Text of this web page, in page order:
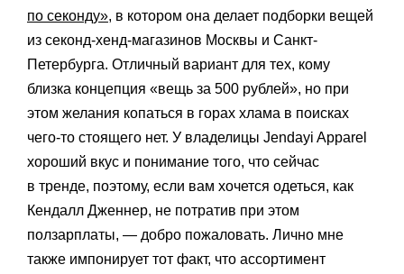
по секонду», в котором она делает подборки вещей
из секонд-хенд-магазинов Москвы и Санкт-
Петербурга. Отличный вариант для тех, кому
близка концепция «вещь за 500 рублей», но при
этом желания копаться в горах хлама в поисках
чего-то стоящего нет. У владелицы Jendayi Apparel
хороший вкус и понимание того, что сейчас
в тренде, поэтому, если вам хочется одеться, как
Кендалл Дженнер, не потратив при этом
ползарплаты, — добро пожаловать. Лично мне
также импонирует тот факт, что ассортимент